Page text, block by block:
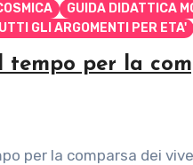
GUIDA DIDATTICA
GLI ARGOMENTI PER ETA'
tempo per la
per la comparsa dei